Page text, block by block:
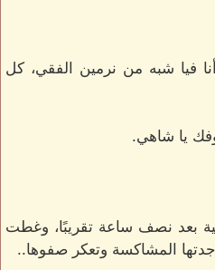
فيا شبه من نرمين الفقي، كل
يا شاهي.
بعد نصف ساعة تقريبًا، وغطت
المشاكسة وتعكر صفوها..